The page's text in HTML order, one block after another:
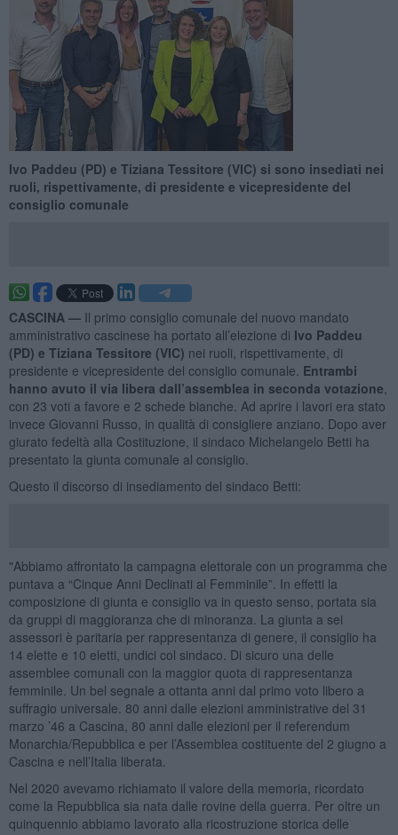
Ivo Paddeu (PD) e Tiziana Tessitore (VIC) si sono insediati nei
ruoli, rispettivamente, di presidente e vicepresidente del
consiglio comunale
CASCINA — Il primo consiglio comunale del nuovo mandato
amministrativo cascinese ha portato all’elezione di Ivo Paddeu
(PD) e Tiziana Tessitore (VIC) nei ruoli, rispettivamente, di
presidente e vicepresidente del consiglio comunale. Entrambi
hanno avuto il via libera dall’assemblea in seconda votazione
con 23 voti a favore e 2 schede bianche. Ad aprire i lavori era stato
invece Giovanni Russo, in qualità di consigliere anziano. Dopo aver
giurato fedeltà alla Costituzione, il sindaco Michelangelo Betti ha
presentato la giunta comunale al consiglio.
Questo il discorso di insediamento del sindaco Betti:
"Abbiamo affrontato la campagna elettorale con un programma che
puntava a “Cinque Anni Declinati al Femminile”. In effetti la
composizione di giunta e consiglio va in questo senso, portata sia
da gruppi di maggioranza che di minoranza. La giunta a sei
assessori è paritaria per rappresentanza di genere, il consiglio ha
14 elette e 10 eletti, undici col sindaco. Di sicuro una delle
assemblee comunali con la maggior quota di rappresentanza
femminile. Un bel segnale a ottanta anni dal primo voto libero a
suffragio universale. 80 anni dalle elezioni amministrative del 31
marzo ’46 a Cascina, 80 anni dalle elezioni per il referendum
Monarchia/Repubblica e per l’Assemblea costituente del 2 giugno a
Cascina e nell’Italia liberata.
Nel 2020 avevamo richiamato il valore della memoria, ricordato
come la Repubblica sia nata dalle rovine della guerra. Per oltre un
quinquennio abbiamo lavorato alla ricostruzione storica delle